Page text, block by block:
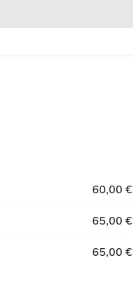
60,00 €
65,00 €
65,00 €